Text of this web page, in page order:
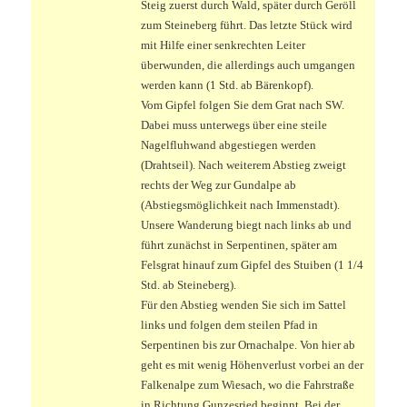
Steig zuerst durch Wald, später durch Geröll
zum Steineberg führt. Das letzte Stück wird
mit Hilfe einer senkrechten Leiter
überwunden, die allerdings auch umgangen
werden kann (1 Std. ab Bärenkopf).
Vom Gipfel folgen Sie dem Grat nach SW.
Dabei muss unterwegs über eine steile
Nagelfluhwand abgestiegen werden
(Drahtseil). Nach weiterem Abstieg zweigt
rechts der Weg zur Gundalpe ab
(Abstiegsmöglichkeit nach Immenstadt).
Unsere Wanderung biegt nach links ab und
führt zunächst in Serpentinen, später am
Felsgrat hinauf zum Gipfel des Stuiben (1 1/4
Std. ab Steineberg).
Für den Abstieg wenden Sie sich im Sattel
links und folgen dem steilen Pfad in
Serpentinen bis zur Ornachalpe. Von hier ab
geht es mit wenig Höhenverlust vorbei an der
Falkenalpe zum Wiesach, wo die Fahrstraße